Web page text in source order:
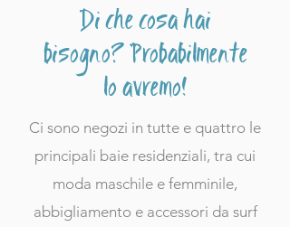
Di che cosa hai
bisogno? Probabilmente
lo avremo!
Ci sono negozi in tutte e quattro le
principali baie residenziali, tra cui
moda maschile e femminile,
abbigliamento e accessori da surf